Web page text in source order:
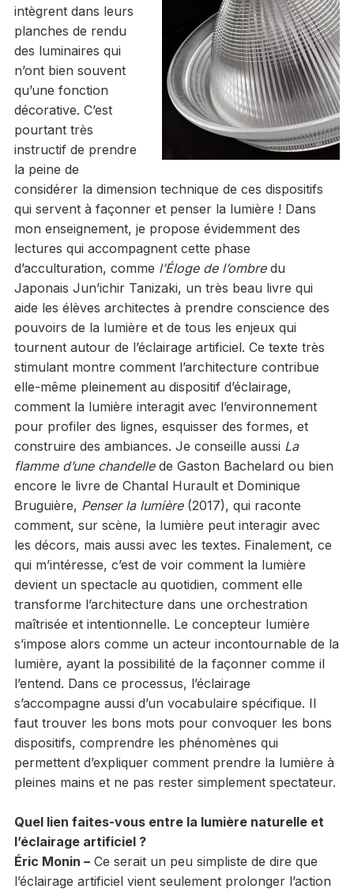
intègrent dans leurs
planches de rendu
des luminaires qui
n’ont bien souvent
qu’une fonction
décorative. C’est
pourtant très
instructif de prendre
la peine de
considérer la dimension technique de ces dispositifs
qui servent à façonner et penser la lumière ! Dans
mon enseignement, je propose évidemment des
lectures qui accompagnent cette phase
d’acculturation, comme l’Éloge de l’ombre du
Japonais Jun’ichir Tanizaki, un très beau livre qui
aide les élèves architectes à prendre conscience des
pouvoirs de la lumière et de tous les enjeux qui
tournent autour de l’éclairage artificiel. Ce texte très
stimulant montre comment l’architecture contribue
elle-même pleinement au dispositif d’éclairage,
comment la lumière interagit avec l’environnement
pour profiler des lignes, esquisser des formes, et
construire des ambiances. Je conseille aussi La
flamme d’une chandelle de Gaston Bachelard ou bien
encore le livre de Chantal Hurault et Dominique
Bruguière, Penser la lumière (2017), qui raconte
comment, sur scène, la lumière peut interagir avec
les décors, mais aussi avec les textes. Finalement, ce
qui m’intéresse, c’est de voir comment la lumière
devient un spectacle au quotidien, comment elle
transforme l’architecture dans une orchestration
maîtrisée et intentionnelle. Le concepteur lumière
s’impose alors comme un acteur incontournable de la
lumière, ayant la possibilité de la façonner comme il
l’entend. Dans ce processus, l’éclairage
s’accompagne aussi d’un vocabulaire spécifique. Il
faut trouver les bons mots pour convoquer les bons
dispositifs, comprendre les phénomènes qui
permettent d’expliquer comment prendre la lumière à
pleines mains et ne pas rester simplement spectateur.
Quel lien faites-vous entre la lumière naturelle et
l’éclairage artificiel ?
Éric Monin –Ce serait un peu simpliste de dire que
l’éclairage artificiel vient seulement prolonger l’action